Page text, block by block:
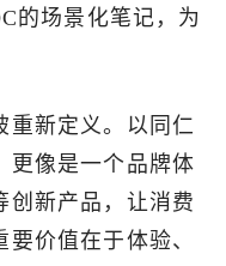
的场景化笔记，为
重新定义。以同仁
更像是一个品牌体
创新产品，让消费
价值在于体验、